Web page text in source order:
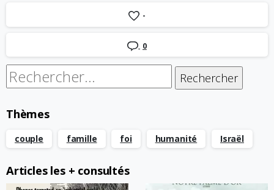
-
0
Rechercher :
Thèmes
couple famille foi humanité Israël
Articles les + consultés